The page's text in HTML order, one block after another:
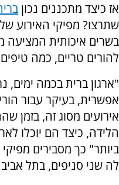
אז כיצד מתכננים נכון
שתרצו? מפיקי האירוע
בשרים איכותית המציעה
להורים טריים, כמה
"ארגון ברית בכמה ימים,
אפשרית, בעיקר עבור
אירועים מסוג זה, בזמן
הלידה, כיצד הם יוכלו
ביותר" כך מסבירים
לה שני סניפים, בתל אביב